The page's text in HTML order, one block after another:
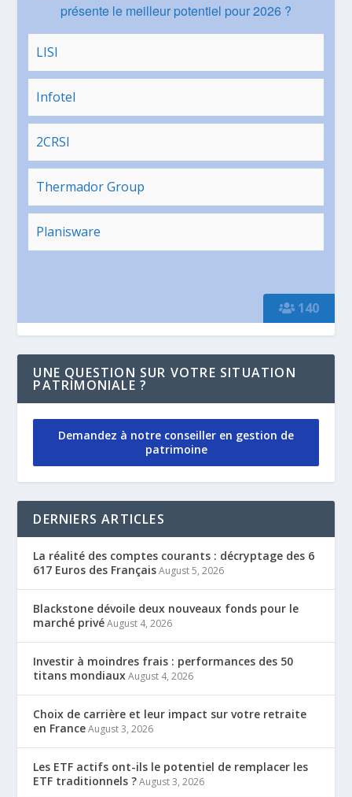
140
présente le meilleur potentiel pour 2026 ?
LISI
Infotel
2CRSI
Thermador Group
Planisware
UNE QUESTION SUR VOTRE SITUATION
PATRIMONIALE ?
Demandez à notre conseiller en gestion de
patrimoine
DERNIERS ARTICLES
La réalité des comptes courants : décryptage des 6
617 Euros des Français August 5, 2026
Blackstone dévoile deux nouveaux fonds pour le
marché privé August 4, 2026
Investir à moindres frais : performances des 50
titans mondiaux August 4, 2026
Choix de carrière et leur impact sur votre retraite
en France August 3, 2026
Les ETF actifs ont-ils le potentiel de remplacer les
ETF traditionnels ? August 3, 2026